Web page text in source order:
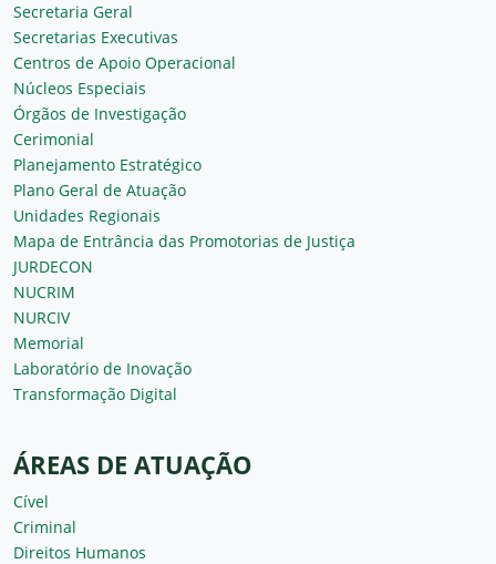
Secretaria Geral
Secretarias Executivas
Centros de Apoio Operacional
Núcleos Especiais
Órgãos de Investigação
Cerimonial
Planejamento Estratégico
Plano Geral de Atuação
Unidades Regionais
Mapa de Entrância das Promotorias de Justiça
JURDECON
NUCRIM
NURCIV
Memorial
Laboratório de Inovação
Transformação Digital
ÁREAS DE ATUAÇÃO
Cível
Criminal
Direitos Humanos